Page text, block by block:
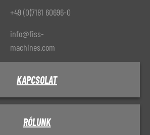
+49 (0)7181 60696-0
info@fiss-
machines.com
KAPCSOLAT
RÓLUNK